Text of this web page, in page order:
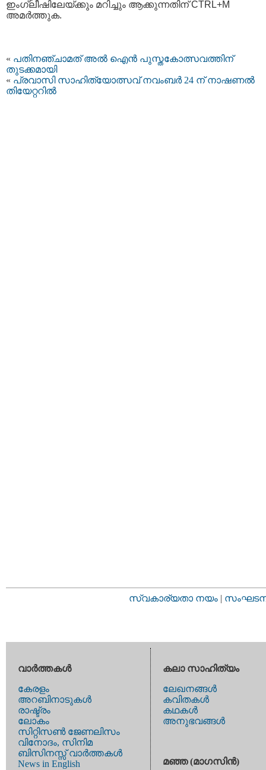
ഇംഗ്ലീഷിലേയ്ക്കും മറിച്ചും ആക്കുന്നതിന് CTRL+M
അമര്‍ത്തുക.
« പതിനഞ്ചാമത് അല്‍ ഐന്‍ പുസ്തകോത്സവത്തിന്
തുടക്കമായി
« പ്രവാസി സാഹിത്യോത്സവ് നവംബര്‍ 24 ന് നാഷണല്‍
തിയേറ്ററില്‍
സ്വകാര്യതാ നയം |
വാര്‍ത്തകള്‍
കേരളം
അറബിനാടുകള്‍
രാഷ്ട്രം
ലോകം
സിറ്റിസണ്‍ ജേണലിസം
വിനോദം, സിനിമ
ബിസിനസ്സ് വാര്‍ത്തകള്‍
News in English
കലാ സാഹിത്യം
ലേഖനങ്ങള്‍
കവിതകള്‍
കഥകള്‍
അനുഭവങ്ങള്‍
മഞ്ഞ (മാഗസിന്‍)